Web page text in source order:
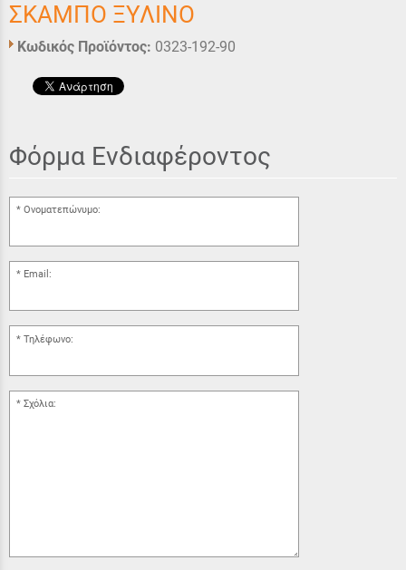
ΣΚΑΜΠΟ ΞΥΛΙΝΟ
Κωδικός Προϊόντος: 0323-192-90
Φόρμα Ενδιαφέροντος
Ονοματεπώνυμο:
Email:
Τηλέφωνο:
Σχόλια: